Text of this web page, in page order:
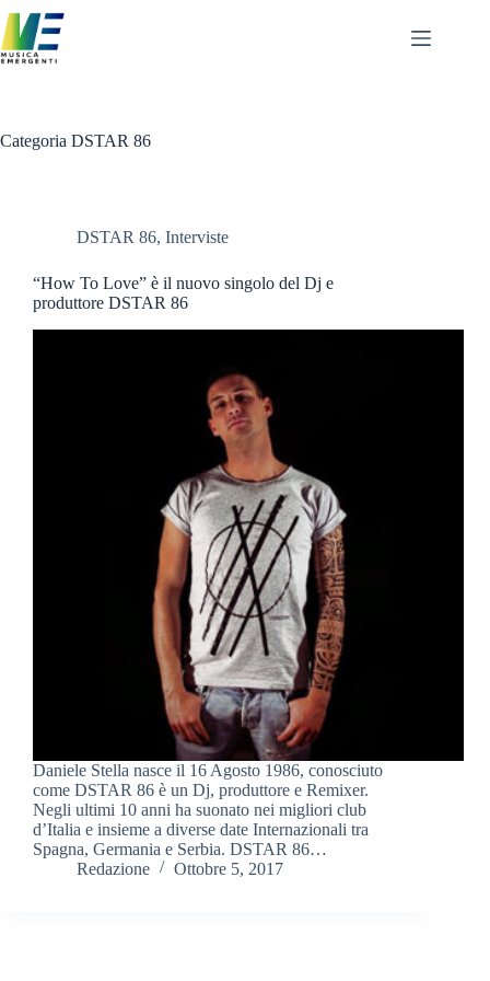
al
contenuto
Categoria DSTAR 86
DSTAR 86, Interviste
“How To Love” è il nuovo singolo del Dj e
produttore DSTAR 86
Daniele Stella nasce il 16 Agosto 1986, conosciuto
come DSTAR 86 è un Dj, produttore e Remixer.
Negli ultimi 10 anni ha suonato nei migliori club
d’Italia e insieme a diverse date Internazionali tra
Spagna, Germania e Serbia. DSTAR 86…
Redazione
Ottobre 5, 2017